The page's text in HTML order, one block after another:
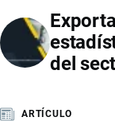
del
ARTÍCULO